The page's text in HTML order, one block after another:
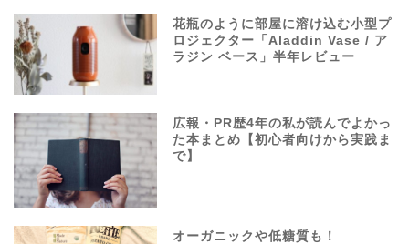
花瓶のように部屋に溶け込む小型プ
ロジェクター「Aladdin Vase / ア
ラジン ベース」半年レビュー
広報・PR歴4年の私が読んでよかっ
た本まとめ【初心者向けから実践ま
で】
オーガニックや低糖質も！